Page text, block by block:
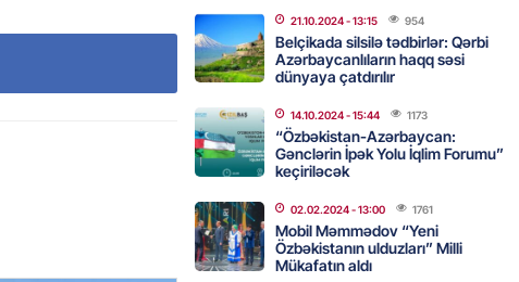
Türkiyədə 37,6 milyon, Rusiyada 16,7
milyon – Azərbaycanlıların yemək
xərcləri
07.08.2026- 15:45
GÜNDƏM
Malayziyada yeni səfirimiz kimdir? –
07.08.2026 - 15:30
MANŞET
21.10.2024- 13:15 954
Belçikada silsilə tədbirlər: Qərbi
Azərbaycanlıların haqq səsi
dünyaya çatdırılır
14.10.2024- 15:44 1173
“Özbəkistan-Azərbaycan:
Gənclərin İpək Yolu İqlim Forumu”
keçiriləcək
02.02.2024- 13:00 1761
Mobil Məmmədov “Yeni
Özbəkistanın ulduzları” Milli
Mükafatın aldı